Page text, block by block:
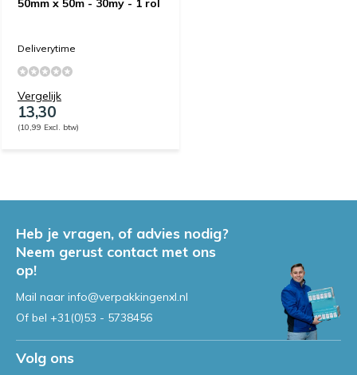
50mm x 50m - 30my - 1 rol
Deliverytime
Vergelijk
13,30
(10,99 Excl. btw)
Heb je vragen, of advies nodig?
Neem gerust contact met ons
op!
Mail naar info@verpakkingenxl.nl
Of bel +31(0)53 - 5738456
Volg ons